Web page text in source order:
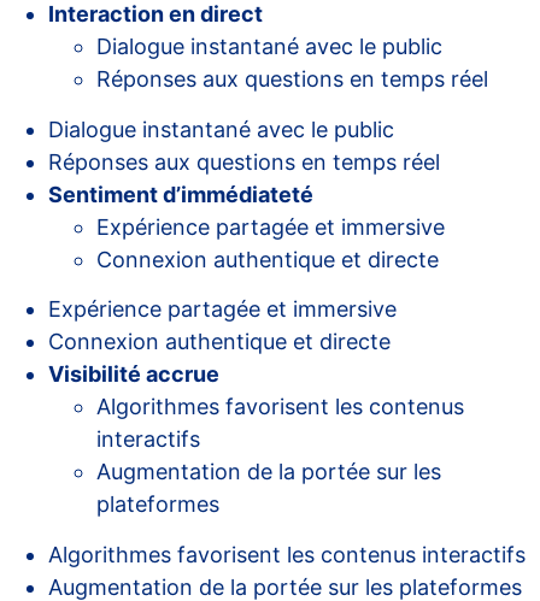
Interaction en direct
Dialogue instantané avec le public
Réponses aux questions en temps réel
Dialogue instantané avec le public
Réponses aux questions en temps réel
Sentiment d’immédiateté
Expérience partagée et immersive
Connexion authentique et directe
Expérience partagée et immersive
Connexion authentique et directe
Visibilité accrue
Algorithmes favorisent les contenus
interactifs
Augmentation de la portée sur les
plateformes
Algorithmes favorisent les contenus interactifs
Augmentation de la portée sur les plateformes